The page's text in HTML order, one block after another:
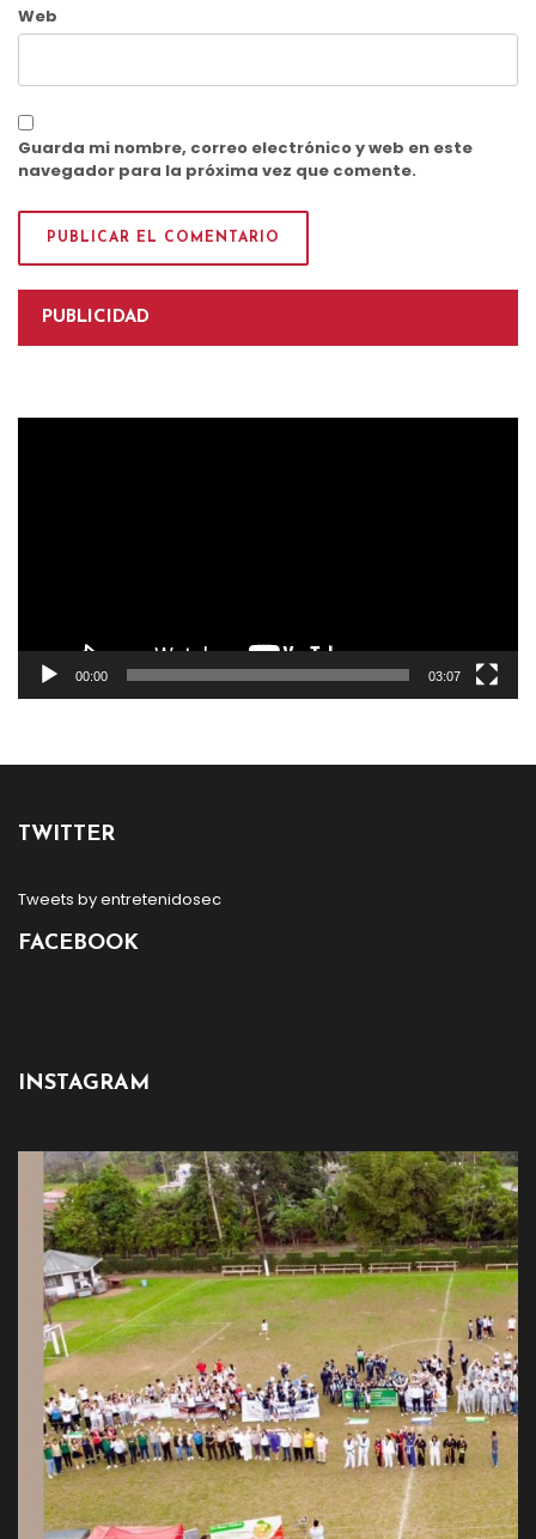
Web
Guarda mi nombre, correo electrónico y web en este
navegador para la próxima vez que comente.
PUBLICIDAD
00:00 03:07
TWITTER
Tweets by entretenidosec
FACEBOOK
INSTAGRAM